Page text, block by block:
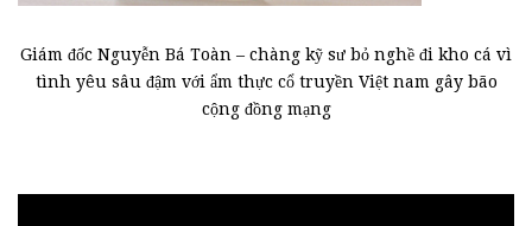
Giám đốc Nguyễn Bá Toàn – chàng kỹ sư bỏ nghề đi kho cá vì
tình yêu sâu đậm với ẩm thực cổ truyền Việt nam gây bão
cộng đồng mạng